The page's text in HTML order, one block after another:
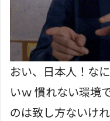
おい、日本人！な
いｗ 慣れない環境
のは致し方ないけ